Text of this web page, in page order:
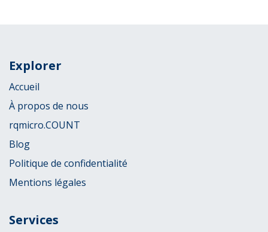
Explorer
Accueil
À propos de nous
rqmicro.COUNT
Blog
Politique de confidentialité
Mentions légales
Services